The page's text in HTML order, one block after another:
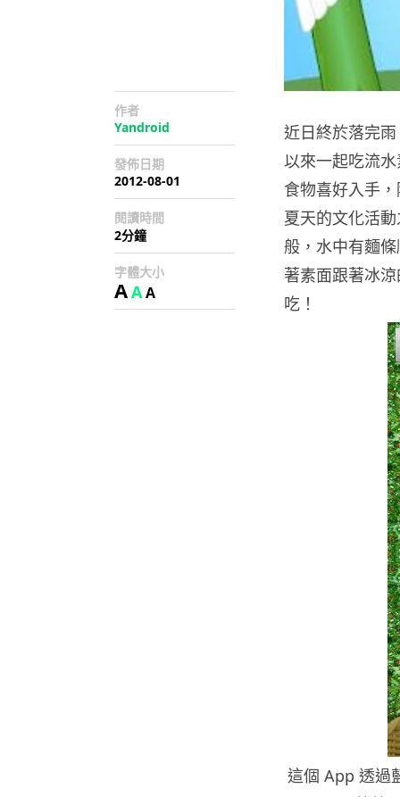
作者
Yandroid
發佈日期
2012-08-01
閱讀時間
2分鐘
字體大小
AAA
近日終於落完
以來一起吃流
食物喜好入手
夏天的文化活
般，水中有麵
著素面跟著冰
吃！
這個 App 透過